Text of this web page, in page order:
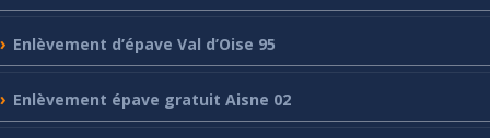
Enlèvement d’épave Val d’Oise 95
Enlèvement épave gratuit Aisne 02